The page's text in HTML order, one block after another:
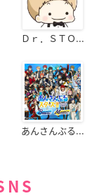
Ｄｒ．ＳＴＯ...
あんさんぶる...